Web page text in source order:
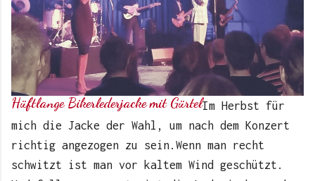
Hüftlange Bikerlederjacke mit GürtelIm Herbst für
mich die Jacke der Wahl, um nach dem Konzert
richtig angezogen zu sein.Wenn man recht
schwitzt ist man vor kaltem Wind geschützt.